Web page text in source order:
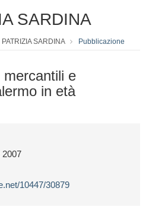
SARDINA
PATRIZIA SARDINA Pubblicazione
e
in età
2007
10447/30879